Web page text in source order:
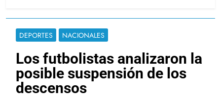
DEPORTES NACIONALES
Los futbolistas analizaron la
posible suspensión de los
descensos